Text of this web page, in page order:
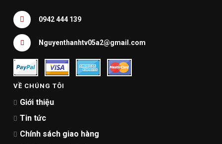
0942 444 139
Nguyenthanhtv05a2@gmail.com
VỀ CHÚNG TÔI
Giới thiệu
Tin tức
Chính sách giao hàng